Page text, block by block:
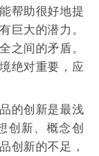
帮助很好地提
巨大的潜力。
之间的矛盾。
绝对重要，应
的创新是最浅
创新、概念创
创新的不足，